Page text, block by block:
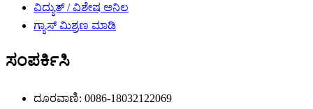
ವಿದ್ಯುತ್ / ವಿಶೇಷ ಅನಿಲ
ಗ್ಯಾಸ್ ಮಿಶ್ರಣ ಮಾಡಿ
ಸಂಪರ್ಕಿಸಿ
ದೂರವಾಣಿ: 0086-18032122069